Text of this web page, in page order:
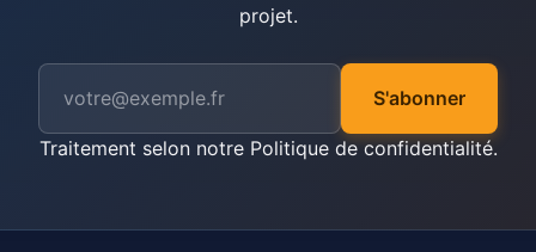
projet.
S'abonner
Traitement selon notre Politique de confidentialité.